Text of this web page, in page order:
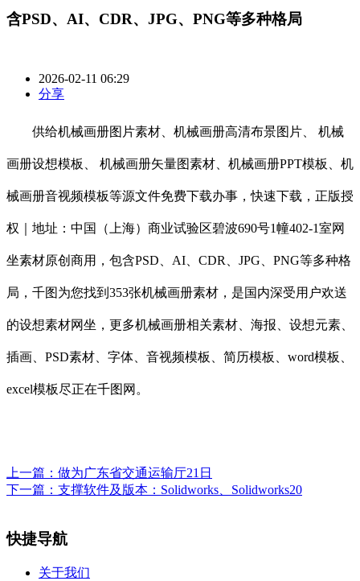
含PSD、AI、CDR、JPG、PNG等多种格局
2026-02-11 06:29
分享
供给机械画册图片素材、机械画册高清布景图片、 机械
画册设想模板、 机械画册矢量图素材、机械画册PPT模板、机
械画册音视频模板等源文件免费下载办事，快速下载，正版授
权｜地址：中国（上海）商业试验区碧波690号1幢402-1室网
坐素材原创商用，包含PSD、AI、CDR、JPG、PNG等多种格
局，千图为您找到353张机械画册素材，是国内深受用户欢送
的设想素材网坐，更多机械画册相关素材、海报、设想元素、
插画、PSD素材、字体、音视频模板、简历模板、word模板、
excel模板尽正在千图网。
上一篇： 做为广东省交通运输厅21日
下一篇： 支撑软件及版本：Solidworks、Solidworks20
快捷导航
关于我们